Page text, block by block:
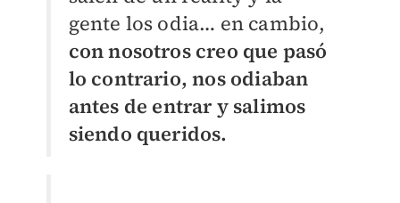
gente los odia… en cambio,
con nosotros creo que pasó
lo contrario, nos odiaban
antes de entrar y salimos
siendo queridos.